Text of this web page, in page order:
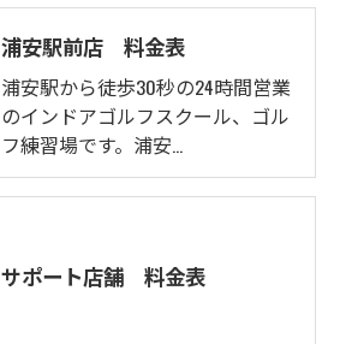
浦安駅前店 料金表
浦安駅から徒歩30秒の24時間営業
のインドアゴルフスクール、ゴル
フ練習場です。浦安…
サポート店舗 料金表